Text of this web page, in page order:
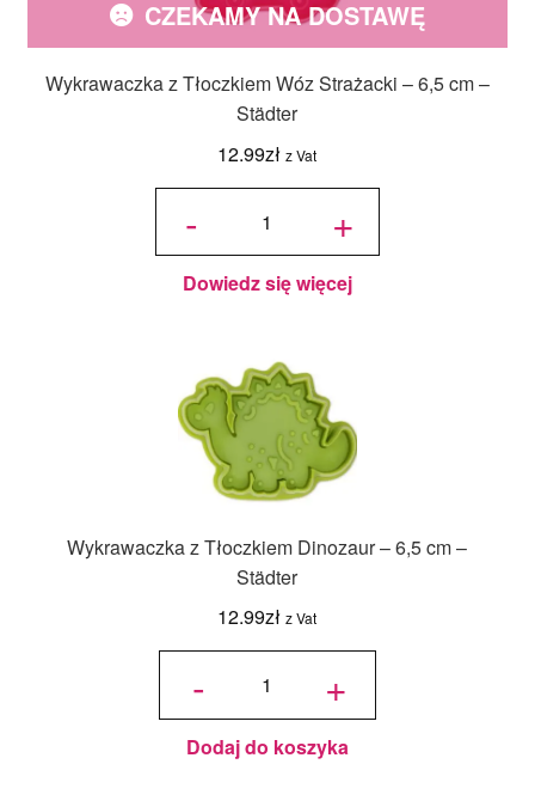
Wykrawaczka z Tłoczkiem Wóz Strażacki – 6,5 cm –
Städter
12.99zł z Vat
CZEKAMY NA DOSTAWĘ
-
ilość
Wóz
Strażacki -
6,5 cm -
Städter +
Dowiedz się więcej
Wykrawaczka z Tłoczkiem Dinozaur – 6,5 cm –
Städter
12.99zł z Vat
-
ilość
z Tłoczkiem
Dinozaur -
6,5 cm -
Städter +
Dodaj do koszyka